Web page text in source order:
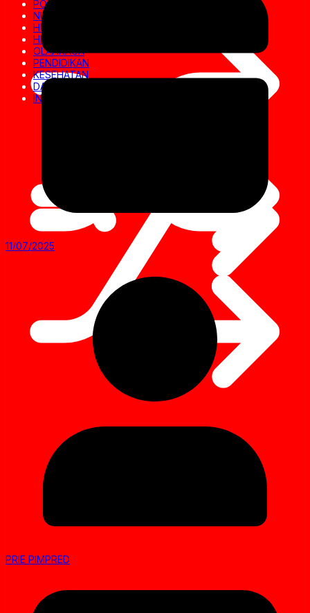
POLITIK
NUSANTARA
HUKRIM
HIBURAN
OLAHRAGA
PENDIDIKAN
KESEHATAN
DAERAH
INVESTIGASI
11/07/2025
PRIE PIMPRED